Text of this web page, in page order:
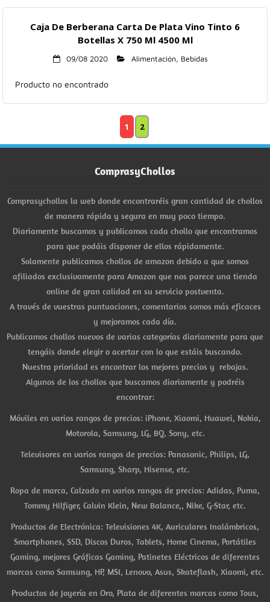
Caja De Berberana Carta De Plata Vino Tinto 6
Botellas X 750 Ml 4500 Ml
09/08 2020 Alimentación, Bebidas
Producto no encontrado
1 2
ComprasyChollos
Comprasychollos la web donde encontraréis gran cantidad de chollos
de manera rápida y segura en muy poco tiempo.
Diariamente buscamos y publicamos cada chollo que encontramos
para que podáis disponer de ellos rápidamente.
Solamente publicamos chollos de amazon debido a que somos
afiliados exclusivamente para Amazon que nos parece una tienda
online de gran calidad en su servicio postventa.
A través de vuestras puntuaciones, comentarios somos más eficaces
y mejoramos cada día.
Publicamos chollos nuevos de varias categorías diariamente para que
tengáis donde elegir o acertar con lo que estáis buscando.
Nuestra prioridad es encontrar los mejores precios y rebajas.
Algunos de los chollos que buscamos diariamente y podréis
encontrar:
Móviles en varios rangos de precios: iPhone, Xiaomi, Huawei, Nokia,
Motorola, Samsung, LG, BQ, Sony, etc.
Televisores en varios rangos de precios: Panasonic, Philips, LG,
Samsung, Sharp, Hisense, etc.
Ropa de marca, Calzado en varios rangos de precios: Adidas, Puma,
Tommy Hilfiger, Calvin Klein, New Balance,, Nike, G-Star, etc.
Productos de Electrónica: Televisiones 4K, Auriculares Inalámbricos,
Smartphones, SSD, Discos Duros, Tablets, Home Cinema, Portátiles
Gaming, mejores Gráficas Gaming, Patinetes Eléctricos de diferentes
marcas como Samsung, HP, MSI, Lenovo, Asus, Skateflash, Xiaomi, etc.
Productos de Joyería en Oro, Plata de diferentes marcas como Tous,